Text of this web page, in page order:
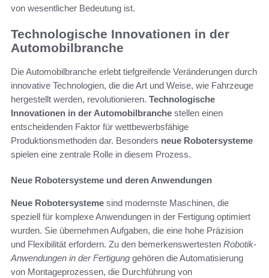
von wesentlicher Bedeutung ist.
Technologische Innovationen in der
Automobilbranche
Die Automobilbranche erlebt tiefgreifende Veränderungen durch
innovative Technologien, die die Art und Weise, wie Fahrzeuge
hergestellt werden, revolutionieren. Technologische
Innovationen in der Automobilbranche stellen einen
entscheidenden Faktor für wettbewerbsfähige
Produktionsmethoden dar. Besonders neue Robotersysteme
spielen eine zentrale Rolle in diesem Prozess.
Neue Robotersysteme und deren Anwendungen
Neue Robotersysteme sind modernste Maschinen, die
speziell für komplexe Anwendungen in der Fertigung optimiert
wurden. Sie übernehmen Aufgaben, die eine hohe Präzision
und Flexibilität erfordern. Zu den bemerkenswertesten Robotik-
Anwendungen in der Fertigung gehören die Automatisierung
von Montageprozessen, die Durchführung von